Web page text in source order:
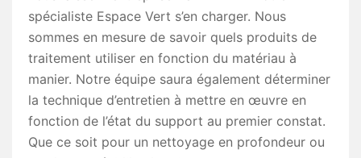
spécialiste Espace Vert s’en charger. Nous
sommes en mesure de savoir quels produits de
traitement utiliser en fonction du matériau à
manier. Notre équipe saura également déterminer
la technique d’entretien à mettre en œuvre en
fonction de l’état du support au premier constat.
Que ce soit pour un nettoyage en profondeur ou